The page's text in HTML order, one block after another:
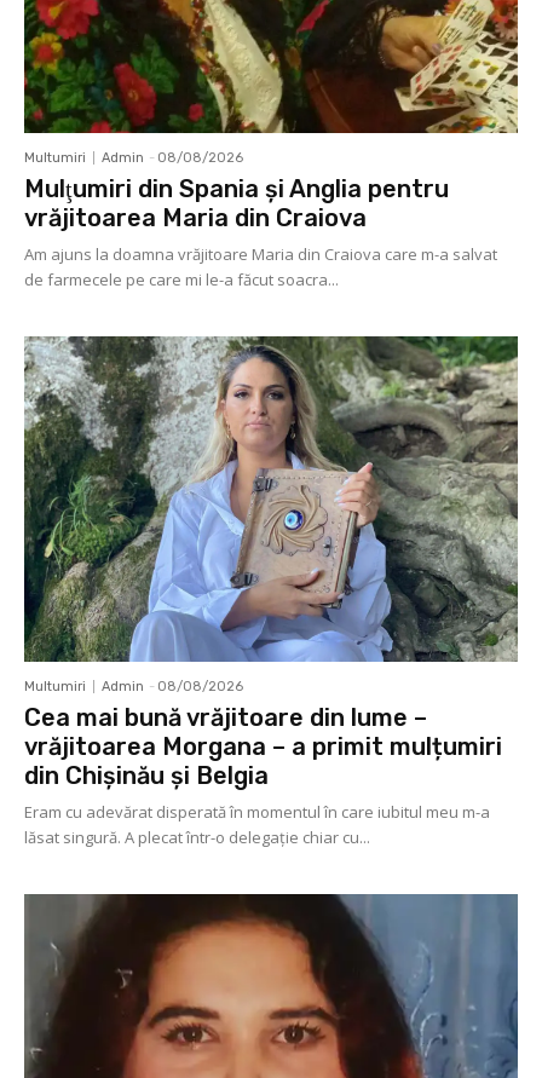
Multumiri Admin - 08/08/2026
Mulţumiri din Spania şi Anglia pentru
vrăjitoarea Maria din Craiova
Am ajuns la doamna vrăjitoare Maria din Craiova care m-a salvat
de farmecele pe care mi le-a făcut soacra...
Multumiri Admin - 08/08/2026
Cea mai bună vrăjitoare din lume –
vrăjitoarea Morgana – a primit mulțumiri
din Chișinău și Belgia
Eram cu adevărat disperată în momentul în care iubitul meu m-a
lăsat singură. A plecat într-o delegaţie chiar cu...